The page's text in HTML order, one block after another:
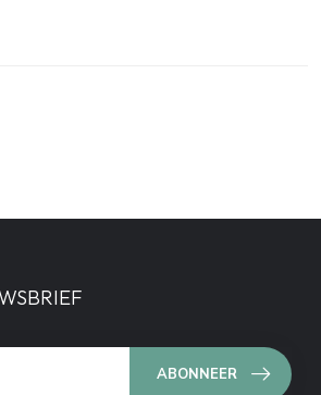
ABONNEER